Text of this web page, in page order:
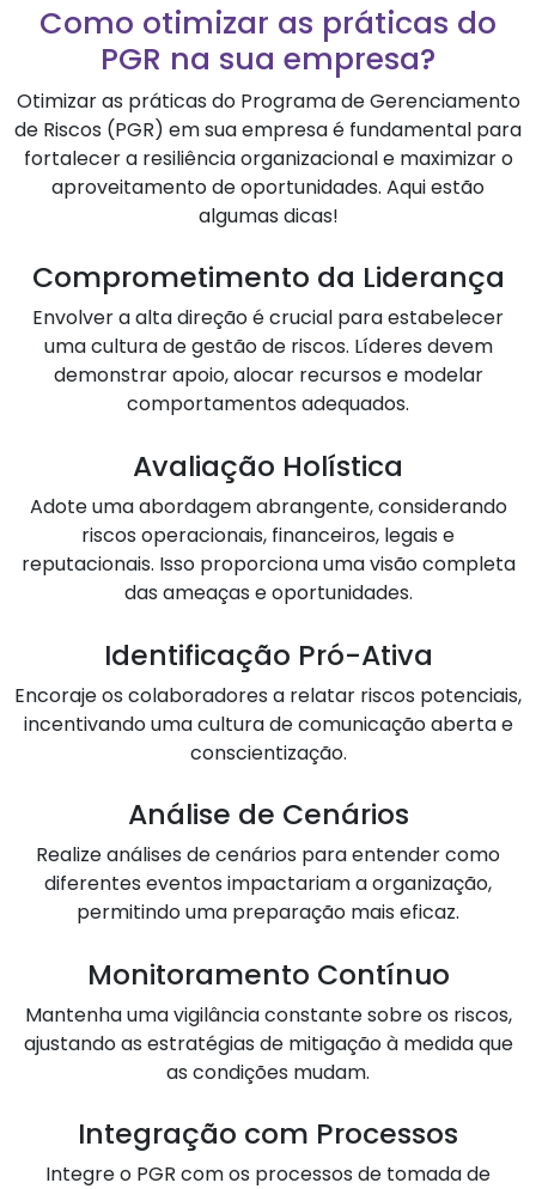
Como otimizar as práticas do
PGR na sua empresa?
Otimizar as práticas do Programa de Gerenciamento
de Riscos (PGR) em sua empresa é fundamental para
fortalecer a resiliência organizacional e maximizar o
aproveitamento de oportunidades. Aqui estão
algumas dicas!
Comprometimento da Liderança
Envolver a alta direção é crucial para estabelecer
uma cultura de gestão de riscos. Líderes devem
demonstrar apoio, alocar recursos e modelar
comportamentos adequados.
Avaliação Holística
Adote uma abordagem abrangente, considerando
riscos operacionais, financeiros, legais e
reputacionais. Isso proporciona uma visão completa
das ameaças e oportunidades.
Identificação Pró-Ativa
Encoraje os colaboradores a relatar riscos potenciais,
incentivando uma cultura de comunicação aberta e
conscientização.
Análise de Cenários
Realize análises de cenários para entender como
diferentes eventos impactariam a organização,
permitindo uma preparação mais eficaz.
Monitoramento Contínuo
Mantenha uma vigilância constante sobre os riscos,
ajustando as estratégias de mitigação à medida que
as condições mudam.
Integração com Processos
Integre o PGR com os processos de tomada de